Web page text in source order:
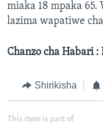
miaka 18 mpaka
lazima wapatiwe
Chanzo cha Habari :
Shirikisha
This item is part of